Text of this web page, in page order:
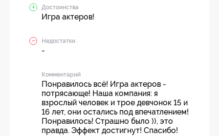
Достоинства
Игра актеров!
Недостатки
-
Комментарий
Понравилось всё! Игра актеров -
потрясающе! Наша компания: я
взрослый человек и трое девчонок 15 и
16 лет, они остались под впечатлением!
Понравилось! Страшно было )), это
правда. Эффект достигнут! Спасибо!